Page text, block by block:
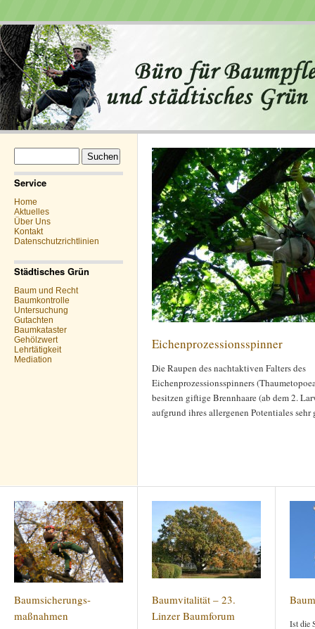
nach:
Service
Home
Aktuelles
Über Uns
Kontakt
Datenschutzrichtlinien
Städtisches Grün
Baum und Recht
Baumkontrolle
Untersuchung
Gutachten
Baumkataster
Gehölzwert
Lehrtätigkeit
Mediation
Eichenprozessionsspinner
Die Raupen des nachtaktiven Falters des
Eichenprozessionsspinners
besitzen giftige Brennhaare (ab dem 2.
aufgrund ihres allergenen Potentiales sehr
Baumsicherungs-
maßnahmen
Baumvitalität – 23.
Linzer Baumforum
Ist die